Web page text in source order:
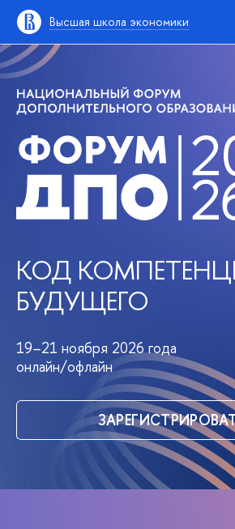
Высшая школа экономики
КОД
БУДУЩЕГО
19–21 ноября 2026 года
онлайн/офлайн